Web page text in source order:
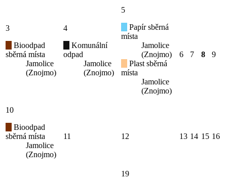
3
Bioodpad
sběrná místa
Jamolice
(Znojmo)
4
Komunální
odpad
Jamolice
(Znojmo)
5
Papír sběrná
místa
Jamolice
(Znojmo)
Plast sběrná
místa
Jamolice
(Znojmo)
6 7 8 9
10
Bioodpad
sběrná místa
Jamolice
(Znojmo)
11 12 13 14 15 16
19